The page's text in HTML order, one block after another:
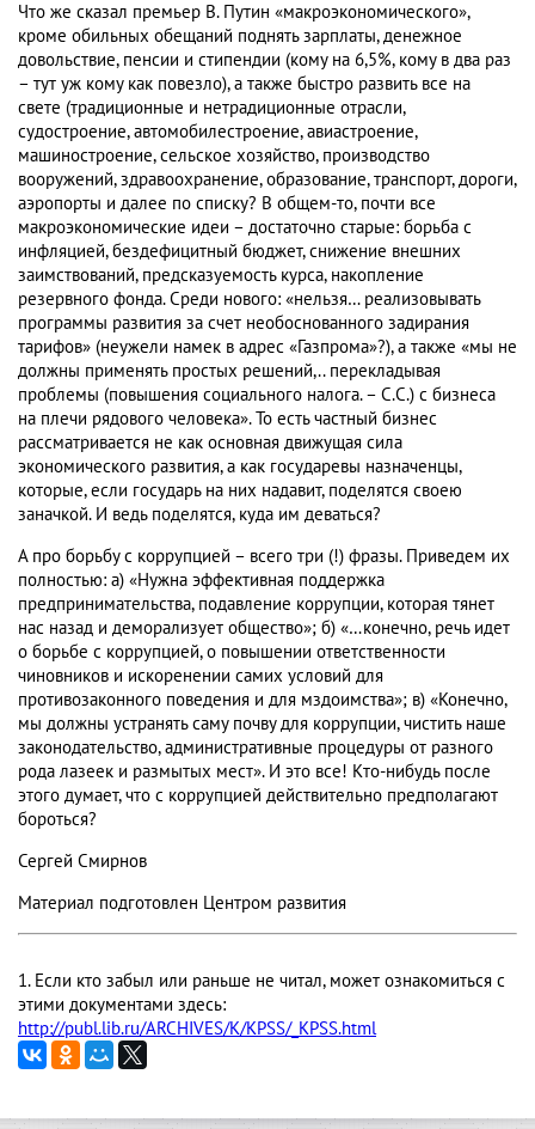
Что же сказал премьер В. Путин «макроэкономического»,
кроме обильных обещаний поднять зарплаты, денежное
довольствие, пенсии и стипендии (кому на 6,5%, кому в два раз
– тут уж кому как повезло), а также быстро развить все на
свете (традиционные и нетрадиционные отрасли,
судостроение, автомобилестроение, авиастроение,
машиностроение, сельское хозяйство, производство
вооружений, здравоохранение, образование, транспорт, дороги,
аэропорты и далее по списку? В общем-то, почти все
макроэкономические идеи – достаточно старые: борьба с
инфляцией, бездефицитный бюджет, снижение внешних
заимствований, предсказуемость курса, накопление
резервного фонда. Среди нового: «нельзя… реализовывать
программы развития за счет необоснованного задирания
тарифов» (неужели намек в адрес «Газпрома»?), а также «мы не
должны применять простых решений,.. перекладывая
проблемы (повышения социального налога. – С.С.) с бизнеса
на плечи рядового человека». То есть частный бизнес
рассматривается не как основная движущая сила
экономического развития, а как государевы назначенцы,
которые, если государь на них надавит, поделятся своею
заначкой. И ведь поделятся, куда им деваться?
А про борьбу с коррупцией – всего три (!) фразы. Приведем их
полностью: а) «Нужна эффективная поддержка
предпринимательства, подавление коррупции, которая тянет
нас назад и деморализует общество»; б) «…конечно, речь идет
о борьбе с коррупцией, о повышении ответственности
чиновников и искоренении самих условий для
противозаконного поведения и для мздоимства»; в) «Конечно,
мы должны устранять саму почву для коррупции, чистить наше
законодательство, административные процедуры от разного
рода лазеек и размытых мест». И это все! Кто-нибудь после
этого думает, что с коррупцией действительно предполагают
бороться?
Сергей Смирнов
Материал подготовлен Центром развития
1. Если кто забыл или раньше не читал, может ознакомиться с
этими документами здесь:
http://publ.lib.ru/ARCHIVES/K/KPSS/_KPSS.html